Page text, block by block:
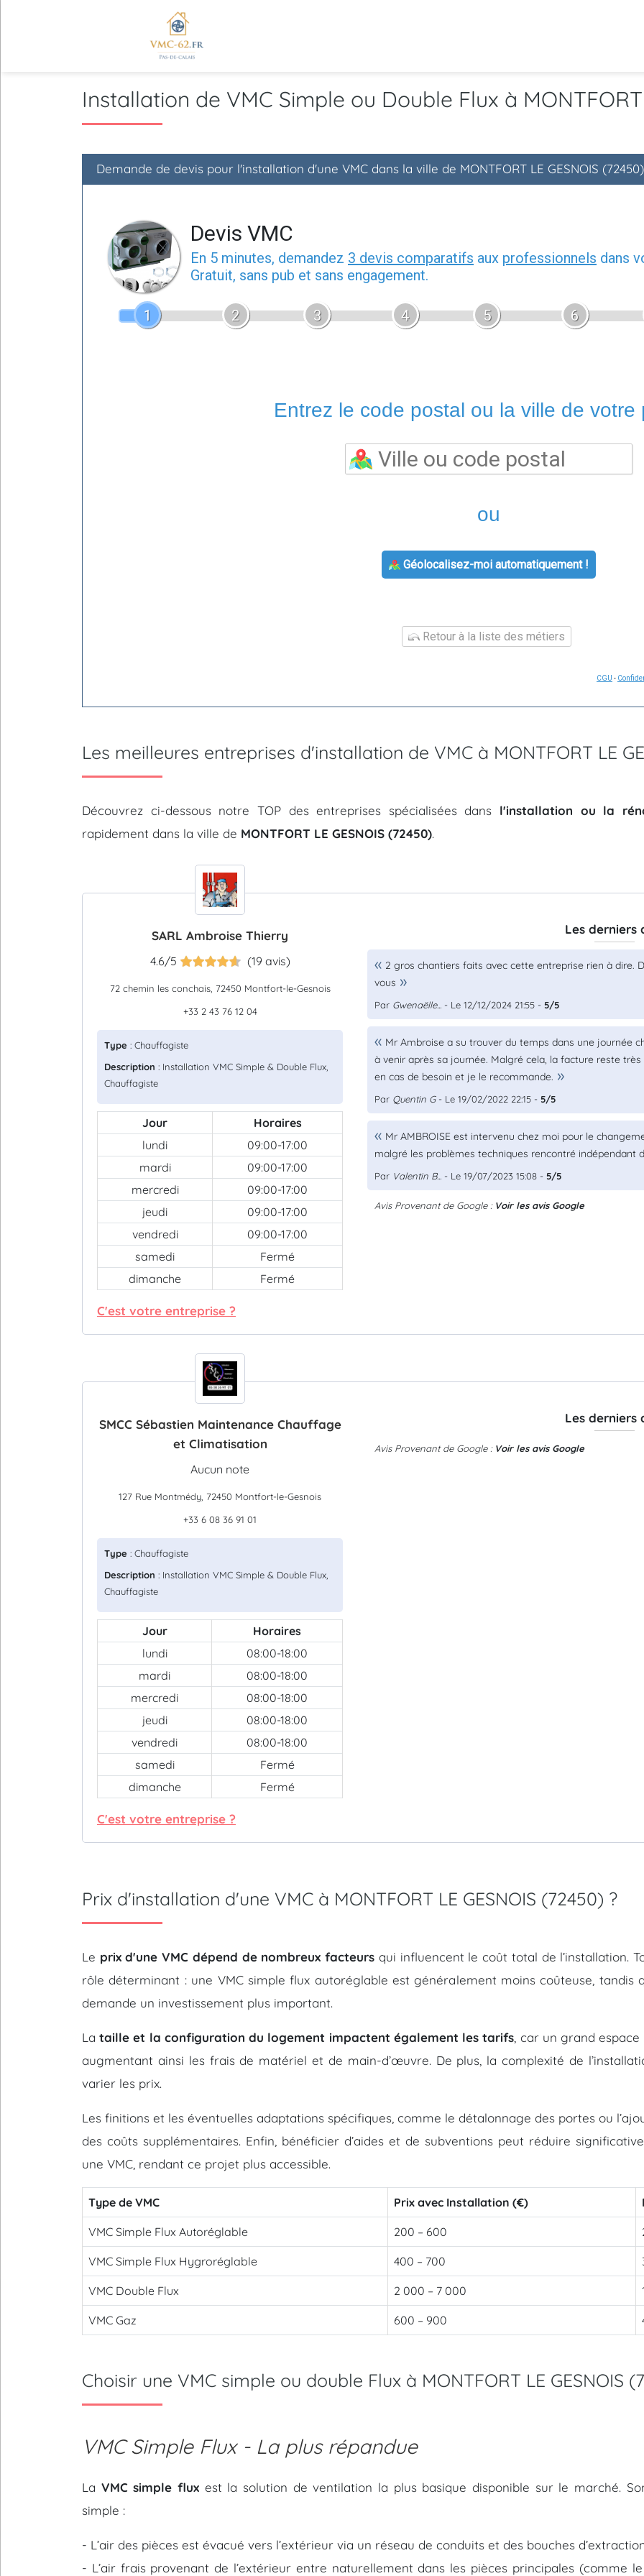
Installation de VMC Simple ou Double Flux à MONTFORT
Demande de devis pour l'installation d'une VMC dans la ville de MONTFORT LE GESNOIS (72450)
Devis VMC
En 5 minutes, demandez 3 devis comparatifs aux professionnels dans
Gratuit, sans pub et sans engagement.
1 2 3 4 5 6
Entrez le code postal ou la ville de votre
ou
Géolocalisez-moi automatiquement !
Retour à la liste des métiers
CGU -
Les meilleures entreprises d'installation de VMC à MONTFORT LE
Découvrez ci-dessous notre TOP des entreprises spécialisées dans l'installation ou la
rapidement dans la ville de MONTFORT LE GESNOIS (72450).
SARL Ambroise Thierry
4.6/5 (19 avis)
72 chemin les conchais, 72450 Montfort-le-Gesnois
+33 2 43 76 12 04
Type : Chauffagiste
Description : Installation VMC Simple & Double Flux,
Chauffagiste
Jour
Horaires
lundi
09:00-17:00
mardi
09:00-17:00
mercredi
09:00-17:00
jeudi
09:00-17:00
vendredi
09:00-17:00
samedi
Fermé
dimanche
Fermé
C'est votre entreprise ?
Les derniers
2 gros chantiers faits avec cette entreprise rien à dire.
vous
Par Gwenaëlle... - Le 12/12/2024 21:55 - 5/5
Mr Ambroise a su trouver du temps dans une journée
à venir après sa journée. Malgré cela, la facture reste
en cas de besoin et je le recommande.
Par Quentin G- Le 19/02/2022 22:15 - 5/5
Mr AMBROISE est intervenu chez moi pour le
malgré les problèmes techniques rencontré indépendant
Par Valentin B... - Le 19/07/2023 15:08 - 5/5
Avis Provenant de Google : Voir les avis Google
SMCC Sébastien Maintenance Chauffage
et Climatisation
Aucun note
127 Rue Montmédy, 72450 Montfort-le-Gesnois
+33 6 08 36 91 01
Type : Chauffagiste
Description : Installation VMC Simple & Double Flux,
Chauffagiste
Jour
Horaires
lundi
08:00-18:00
mardi
08:00-18:00
mercredi
08:00-18:00
jeudi
08:00-18:00
vendredi
08:00-18:00
samedi
Fermé
dimanche
Fermé
C'est votre entreprise ?
Les derniers
Avis Provenant de Google : Voir les avis Google
Prix d'installation d'une VMC à MONTFORT LE GESNOIS (72450) ?
Le prix d'une VMC dépend de nombreux facteurs qui influencent le coût total de l’installation.
rôle déterminant : une VMC simple flux autoréglable est généralement moins coûteuse, tandis
demande un investissement plus important.
Lataille et la configuration du logement impactent également les tarifs , car un grand
augmentant ainsi les frais de matériel et de main-d’œuvre. De plus, la complexité de
varier les prix.
Les finitions et les éventuelles adaptations spécifiques, comme le détalonnage des portes ou
des coûts supplémentaires. Enfin, bénéficier d’aides et de subventions peut réduire
une VMC, rendant ce projet plus accessible.
Type de VMC Prix avec Installation (€)
VMC Simple Flux Autoréglable 200 – 600
VMC Simple Flux Hygroréglable 400 – 700
VMC Double Flux 2 000 – 7 000
VMC Gaz 600 – 900
Choisir une VMC simple ou double Flux à MONTFORT LE GESNOIS
VMC Simple Flux - La plus répandue
La VMC simple flux est la solution de ventilation la plus basique disponible sur le marché.
simple :
- L’air des pièces est évacué vers l’extérieur via un réseau de conduits et des bouches
- L’air frais provenant de l’extérieur entre naturellement dans les pièces principales (comme